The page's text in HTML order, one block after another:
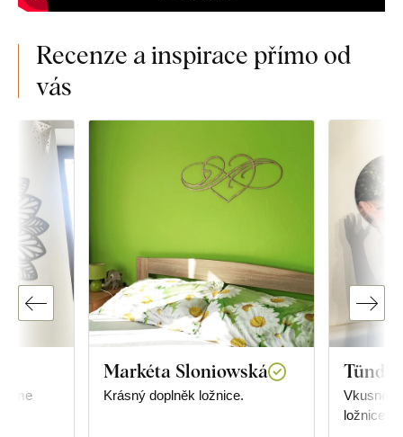
Recenze a inspirace přímo od
vás
Markéta Sloniowská
Krásný doplněk ložnice.
Tünde
Vkusné,
ložnice.